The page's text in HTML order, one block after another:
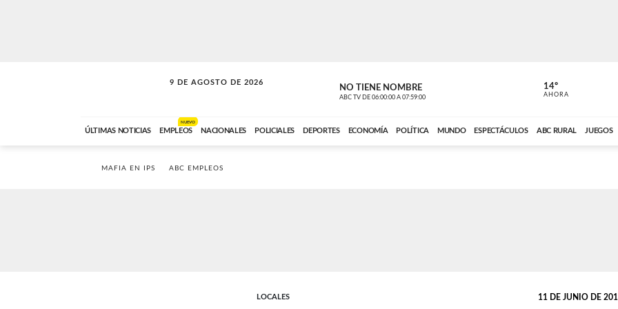
9 DE AGOSTO DE 2026
SOLO MÚSICA NO TIENE NOMBRE
ABC TV DE 06:00:00 A 07:59:00 ABC CARDINAL
14º
AHORA
ÚLTIMAS NOTICIAS EMPLEOS
NUEVO
NACIONALES POLICIALES DEPORTES ECONOMÍA POLÍTICA MUNDO ESPECTÁCULOS ABC RURAL JUEGOS
MAFIA EN IPS ABC EMPLEOS
LOCALES 11 DE JUNIO DE